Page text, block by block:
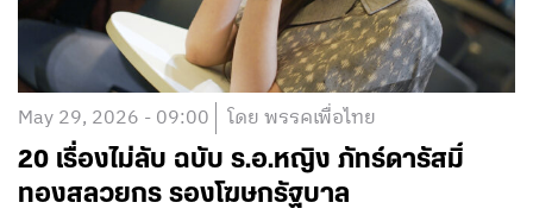
May 29, 2026 - 09:00 โดย พรรคเพื่อไทย
20 เรื่องไม่ลับ ฉบับ ร.อ.หญิง ภัทร์ดารัสมิ์
ทองสลวยกร รองโฆษกรัฐบาล